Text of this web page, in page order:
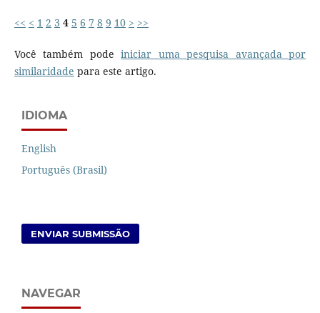
<< < 1 2 3 4 5 6 7 8 9 10 > >>
Você também podeiniciar uma pesquisa avançada por
similaridade para este artigo.
IDIOMA
English
Português (Brasil)
ENVIAR SUBMISSÃO
NAVEGAR